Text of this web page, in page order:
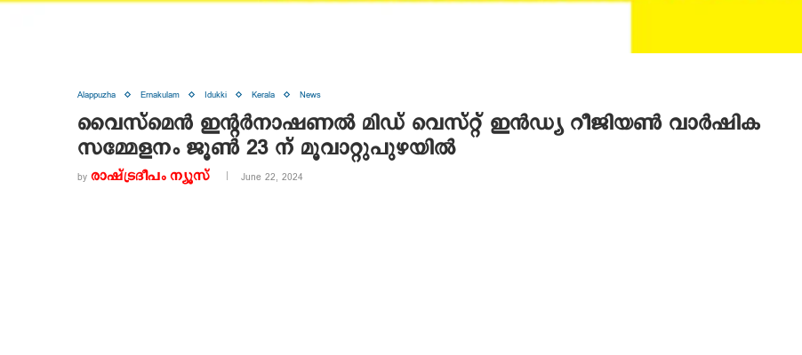
Alappuzha Ernakulam Idukki Kerala News
വൈസ്‌മെന്‍ ഇന്റര്‍നാഷണല്‍ മിഡ് വെസ്റ്റ് ഇന്‍ഡ്യ റീജിയണ്‍ വാര്‍ഷിക
സമ്മേളനം ജൂണ്‍ 23 ന് മൂവാറ്റുപുഴയില്‍
by രാഷ്ട്രദീപം ന്യൂസ്‌ June 22, 2024